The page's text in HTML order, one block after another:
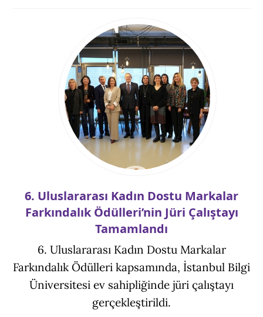
6. Uluslararası Kadın Dostu Markalar
Farkındalık Ödülleri’nin Jüri Çalıştayı
Tamamlandı
6. Uluslararası Kadın Dostu Markalar
Farkındalık Ödülleri kapsamında, İstanbul Bilgi
Üniversitesi ev sahipliğinde jüri çalıştayı
gerçekleştirildi.